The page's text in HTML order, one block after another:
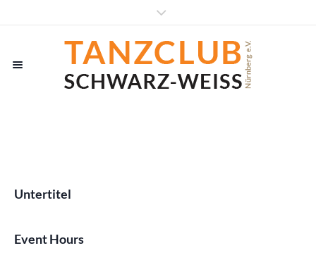
Untertitel
Event Hours